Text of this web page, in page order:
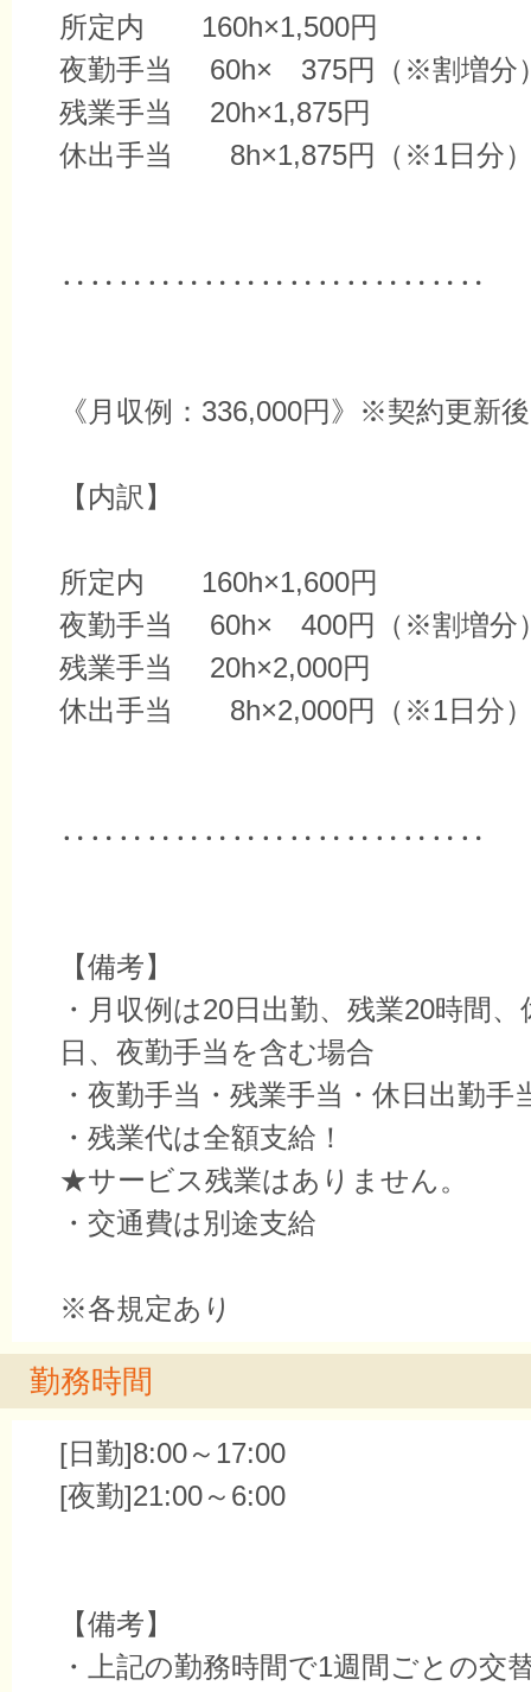
所定内 160h×1,500円
夜勤手当 60h× 375円（※割増分
残業手当 20h×1,875円
休出手当 8h×1,875円（※1日分
‥‥‥‥‥‥‥‥‥‥‥‥‥‥‥
《月収例：336,000円》※契約更新後
【内訳】
所定内 160h×1,600円
夜勤手当 60h× 400円（※割増分
残業手当 20h×2,000円
休出手当 8h×2,000円（※1日分
‥‥‥‥‥‥‥‥‥‥‥‥‥‥‥
【備考】
・月収例は20日出勤、残業20時間
日、夜勤手当を含む場合
・夜勤手当・残業手当・休日出勤手
・残業代は全額支給！
★サービス残業はありません。
・交通費は別途支給
※各規定あり
勤務時間
[日勤]8:00～17:00
[夜勤]21:00～6:00
【備考】
・上記の勤務時間で1週間ごとの交